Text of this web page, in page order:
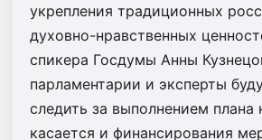
укрепления традиционных
духовно-нравственных
спикера Госдумы Анны
парламентарии и эксперты
следить за выполнением плана
касается и финансирования